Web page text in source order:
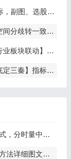
未来函数，手机电脑通达信通用
低吸二波，无未来函数，手机电脑通达信通用
落，无未来函数，仅支持电脑通达信
五年平均胜率92%，手机电脑通达信通用
力（分时副图）
详细图文教程